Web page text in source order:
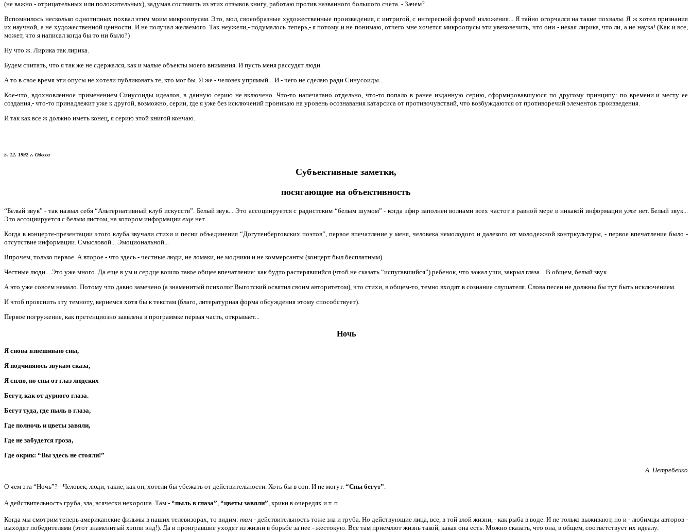
(не важно - отрицательных или положительных), задумав составить из этих отзывов книгу, работаю против названного большого счета. - Зачем?
Вспомнилось несколько однотипных похвал этим моим микроопусам. Это, мол, своеобразные художественные произведения, с интригой, с интересной формой изложения... Я тайно огорчался на такие похвалы. Я ж хотел признания
их научной, а не художественной ценности. И не получал желаемого. Так неужели,- подумалось теперь,- я потому и не понимаю, отчего мне хочется микроопусы эти увековечить, что они - некая лирика, что ли, а не наука! (Как и все,
может, что я написал когда бы то ни было?)
Ну что ж. Лирика так лирика.
Будем считать, что я так же не сдержался, как и малые объекты моего внимания. И пусть меня рассудят люди.
А то в свое время эти опусы не хотели публиковать те, кто мог бы. Я же - человек упрямый... И - чего не сделаю ради Синусоиды...
Кое-что, вдохновленное применением Синусоиды идеалов, в данную серию не включено. Что-то напечатано отдельно, что-то попало в ранее изданную серию, сформировавшуюся по другому принципу: по времени и месту ее
создания,- что-то принадлежит уже к другой, возможно, серии, где я уже без исключений проникаю на уровень осознавания катарсиса от противочувствий, что возбуждаются от противоречий элементов произведения.
И так как все ж должно иметь конец, я серию этой книгой кончаю.
5. 12. 1992 г. Одесса
Субъективные заметки,
посягающие на объективность
“Белый звук” - так назвал себя “Альтернативный клуб искусств”. Белый звук... Это ассоциируется с радистским “белым шумом” - когда эфир заполнен волнами всех частот в равной мере и никакой информации уженет. Белый звук...
Это ассоциируется с белым листом, на котором информации еще нет.
Когда в концерте-презентации этого клуба звучали стихи и песни объединения “Догутенберговских поэтов”, первое впечатление у меня, человека немолодого и далекого от молодежной контркультуры, - первое впечатление было -
отсутствие информации. Смысловой... Эмоциональной...
Впрочем, только первое. А второе - что здесь - честные люди, не ломаки, не модники и не коммерсанты (концерт был бесплатным).
Честные люди... Это уже много. Да еще в ум и сердце вошло такое общее впечатление: как будто растерявшийся (чтоб не сказать “испугавшийся”) ребенок, что зажал уши, закрыл глаза... В общем, белый звук.
А это уже совсем немало. Потому что давно замечено (а знаменитый психолог Выготский освятил своим авторитетом), что стихи, в общем-то, темно входят в сознание слушателя. Слова песен не должны бы тут быть исключением.
И чтоб прояснить эту темноту, вернемся хотя бы к текстам (благо, литературная форма обсуждения этому способствует).
Первое погружение, как претенциозно заявлена в программке первая часть, открывает...
Ночь
Я снова взвешиваю сны,
Я подчиняюсь звукам сказа,
Я сплю, но сны от глаз людских
Бегут, как от дурного глаза.
Бегут туда, где пыль в глаза,
Где полночь и цветы завяли,
Где не забудется гроза,
Где окрик: “Вы здесь не стояли!”
А. Нетребенко
О чем эта “Ночь”? - Человек, люди, такие, как он, хотели бы убежать от действительности. Хоть бы в сон. И не могут. “Сны бегут”.
А действительность груба, зла, всячески нехороша. Там - “пыль в глаза”, “цветы завяли”, крики в очередях и т. п.
Когда мы смотрим теперь американские фильмы в наших телевизорах, то видим: там - действительность тоже зла и груба. Но действующие лица, все, в той злой жизни, - как рыба в воде. И не только выживают, но и - любимцы авторов -
выходят победителями (этот знаменитый хэппи энд!). Да и проигравшие уходят из жизни в борьбе за нее - жестокую. Все там приемлют жизнь такой, какая она есть. Можно сказать, что она, в общем, соответствует их идеалу.